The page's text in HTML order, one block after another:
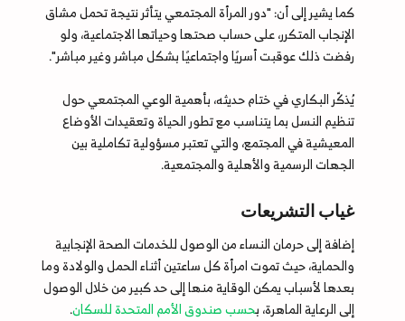
كما يشير إلى أن: "دور المرأة المجتمعي يتأثر نتيجة تحمل مشاق
الإنجاب المتكرر، على حساب صحتها وحياتها الاجتماعية، ولو
رفضت ذلك عوقبت أسريًا واجتماعيًا بشكل مباشر وغير مباشر".
يُذكّر البكاري في ختام حديثه، بأهمية الوعي المجتمعي حول
تنظيم النسل بما يتناسب مع تطور الحياة وتعقيدات الأوضاع
المعيشية في المجتمع، والتي تعتبر مسؤولية تكاملية بين
الجهات الرسمية والأهلية والمجتمعية.
غياب التشريعات
إضافة إلى حرمان النساء من الوصول للخدمات الصحة الإنجابية
والحماية، حيث تموت امرأة كل ساعتين أثناء الحمل والولادة وما
بعدها لأسباب يمكن الوقاية منها إلى حد كبير من خلال الوصول
إلى الرعاية الماهرة، بحسب صندوق الأمم المتحدة للسكان.